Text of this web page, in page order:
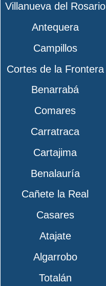
Villanueva del Rosario
Antequera
Campillos
Cortes de la Frontera
Benarrabá
Comares
Carratraca
Cartajima
Benalauría
Cañete la Real
Casares
Atajate
Algarrobo
Totalán